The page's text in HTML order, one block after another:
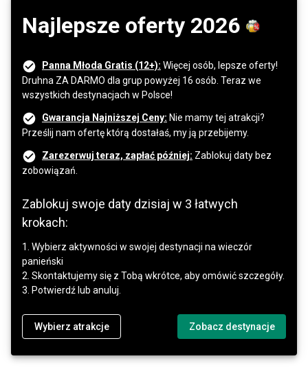
Najlepsze oferty 2026
Panna Młoda Gratis (12+): Więcej osób, lepsze oferty!
Druhna ZA DARMO dla grup powyżej 16 osób. Teraz we
wszystkich destynacjach w Polsce!
Gwarancja Najniższej Ceny: Nie mamy tej atrakcji?
Prześlij nam ofertę którą dostałaś, my ją przebijemy.
Zarezerwuj teraz, zapłać później: Zablokuj daty bez
zobowiązań.
Zablokuj swoje daty dzisiaj w 3 łatwych
krokach:
1. Wybierz aktywności w swojej destynacji na wieczór
panieński
2. Skontaktujemy się z Tobą wkrótce, aby omówić szczegóły.
3. Potwierdź lub anuluj.
Wybierz atrakcje Zobacz destynacje